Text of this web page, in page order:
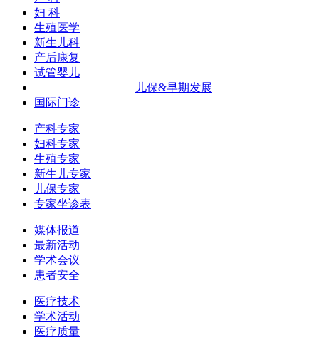
妇 科
生殖医学
新生儿科
产后康复
试管婴儿
儿保&早期发展
国际门诊
产科专家
妇科专家
生殖专家
新生儿专家
儿保专家
专家坐诊表
媒体报道
最新活动
学术会议
患者安全
医疗技术
学术活动
医疗质量